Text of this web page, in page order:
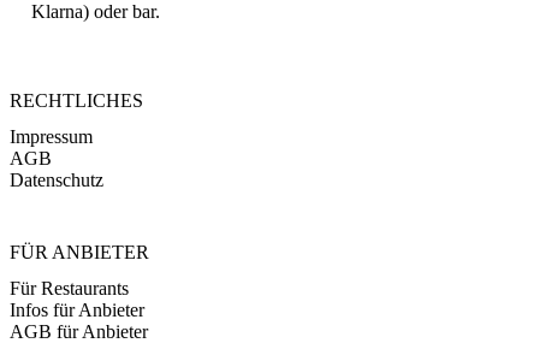
Klarna) oder bar.
RECHTLICHES
Impressum
AGB
Datenschutz
FÜR ANBIETER
Für Restaurants
Infos für Anbieter
AGB für Anbieter